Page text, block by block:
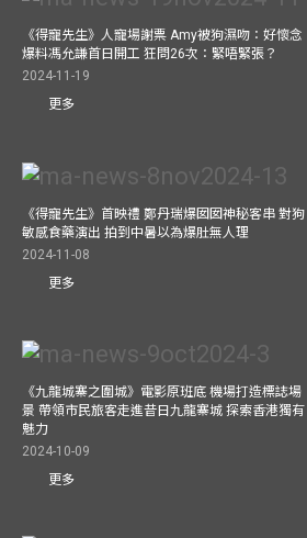
《得寵先生》人寵場謝票 Amy被狗濕吻：好懷念
爆料馮允謙首日開工 狂問26次：緊唔緊張？
2024-11-19
更多
《得寵先生》首映禮 鄭丹瑞爆囡囡神秘客串 對狗
敏感食藥演出 拍到中暑以為爆肚無人理
2024-11-08
更多
《九龍城寨之圍城》電影原班底 機場打造標誌場
景 帶領市民旅客走進昔日九龍寨城 探索香港獨有
魅力
2024-10-09
更多